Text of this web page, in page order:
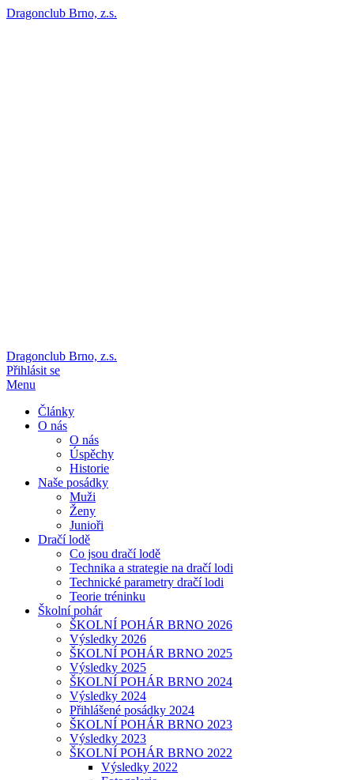
Dragonclub Brno, z.s.
Dragonclub Brno, z.s.
Přihlásit se
Menu
Články
O nás
O nás
Úspěchy
Historie
Naše posádky
Muži
Ženy
Junioři
Dračí lodě
Co jsou dračí lodě
Technika a strategie na dračí lodi
Technické parametry dračí lodi
Teorie tréninku
Školní pohár
ŠKOLNÍ POHÁR BRNO 2026
Výsledky 2026
ŠKOLNÍ POHÁR BRNO 2025
Výsledky 2025
ŠKOLNÍ POHÁR BRNO 2024
Výsledky 2024
Přihlášené posádky 2024
ŠKOLNÍ POHÁR BRNO 2023
Výsledky 2023
ŠKOLNÍ POHÁR BRNO 2022
Výsledky 2022